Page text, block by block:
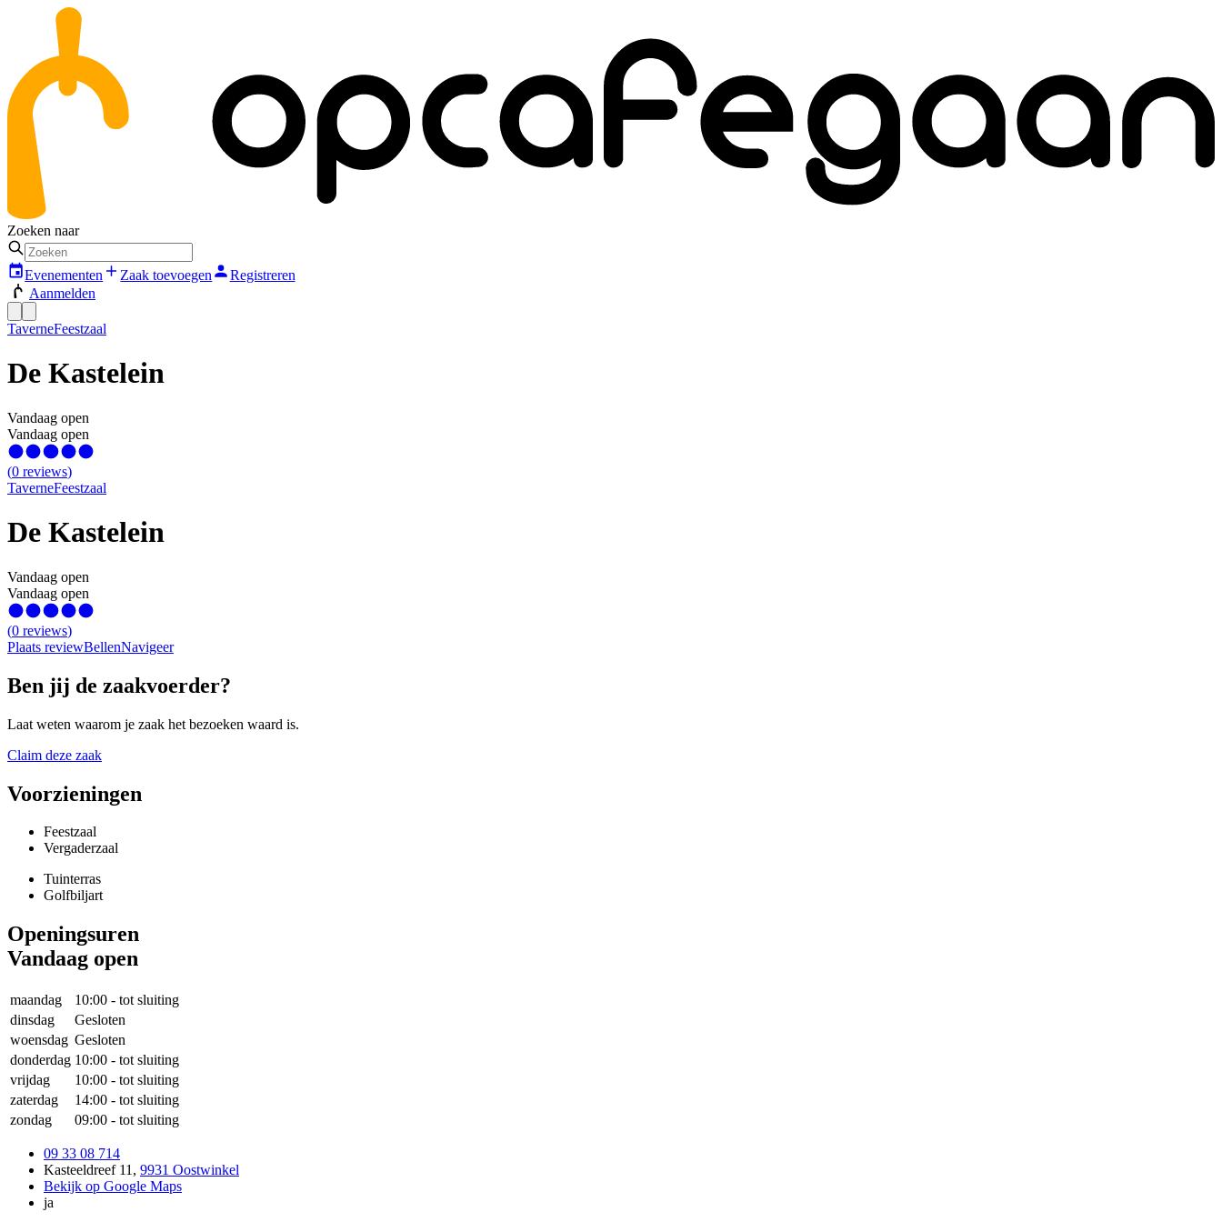
Zoeken naar
Evenementen Zaak toevoegen
Registreren
Aanmelden
TaverneFeestzaal
De Kastelein
Vandaag open
Vandaag open
(0 reviews)
TaverneFeestzaal
De Kastelein
Vandaag open
Vandaag open
(0 reviews)
Plaats reviewBellenNavigeer
Ben jij de zaakvoerder?
Laat weten waarom je zaak het bezoeken waard is.
Claim deze zaak
Voorzieningen
Feestzaal
Vergaderzaal
Tuinterras
Golfbiljart
Openingsuren
Vandaag open
maandag 10:00 - tot sluiting
dinsdag
Gesloten
woensdag Gesloten
donderdag 10:00 - tot sluiting
vrijdag
10:00 - tot sluiting
zaterdag
14:00 - tot sluiting
zondag
09:00 - tot sluiting
09 33 08 714
Kasteeldreef 11 , 9931 Oostwinkel
Bekijk op Google Maps
ja